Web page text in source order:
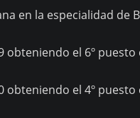
en la especialidad de
obteniendo el 6º
obteniendo el 4º